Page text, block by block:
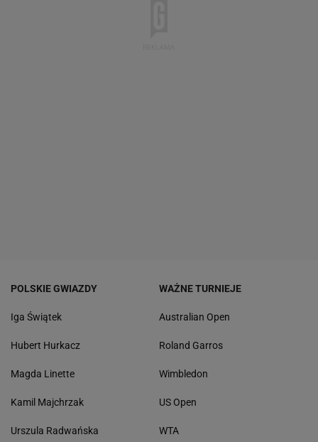
POLSKIE GWIAZDY
Iga Świątek
Hubert Hurkacz
Magda Linette
Kamil Majchrzak
Urszula Radwańska
WAŻNE TURNIEJE
Australian Open
Roland Garros
Wimbledon
US Open
WTA